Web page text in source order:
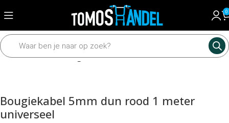
0
Home Elektrisch Bougie
Bougiekabel 5mm dun rood 1 meter
universeel